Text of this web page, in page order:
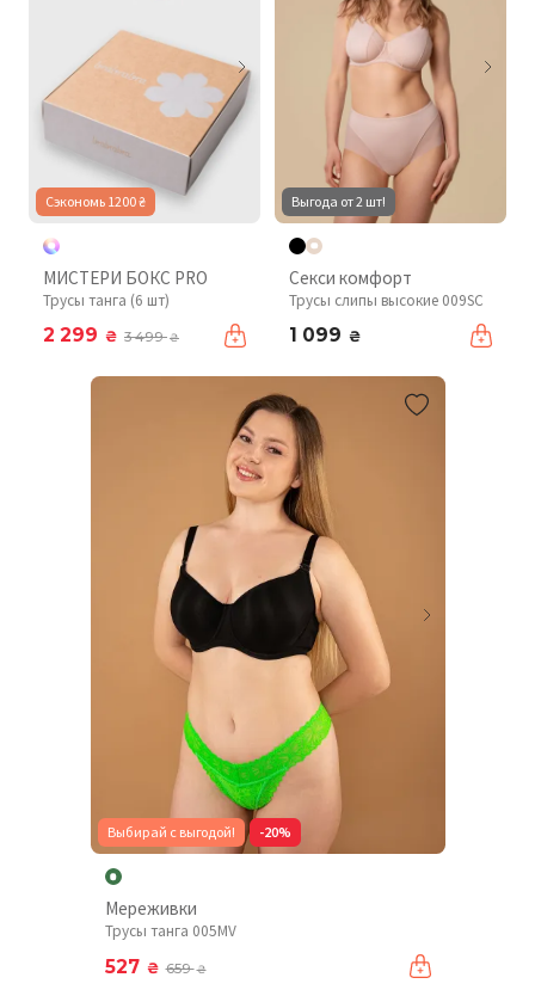
Сэкономь 1200 ₴
МИСТЕРИ БОКС PRO
Трусы танга (6 шт)
2 299 ₴ 3 499₴
Выгода от 2 шт!
Секси комфорт
Трусы слипы высокие 009SC
1 099 ₴
Выбирай с выгодой! -20%
Мереживки
Трусы танга 005MV
527 ₴ 659₴